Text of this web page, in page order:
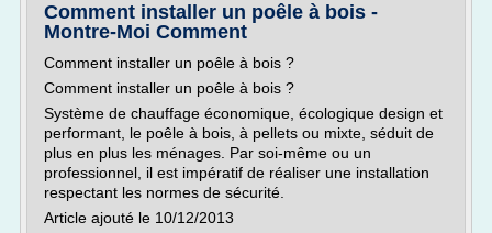
Comment installer un poêle à bois -
Montre-Moi Comment
Comment installer un poêle à bois ?
Comment installer un poêle à bois ?
Système de chauffage économique, écologique design et
performant, le poêle à bois, à pellets ou mixte, séduit de
plus en plus les ménages. Par soi-même ou un
professionnel, il est impératif de réaliser une installation
respectant les normes de sécurité.
Article ajouté le 10/12/2013